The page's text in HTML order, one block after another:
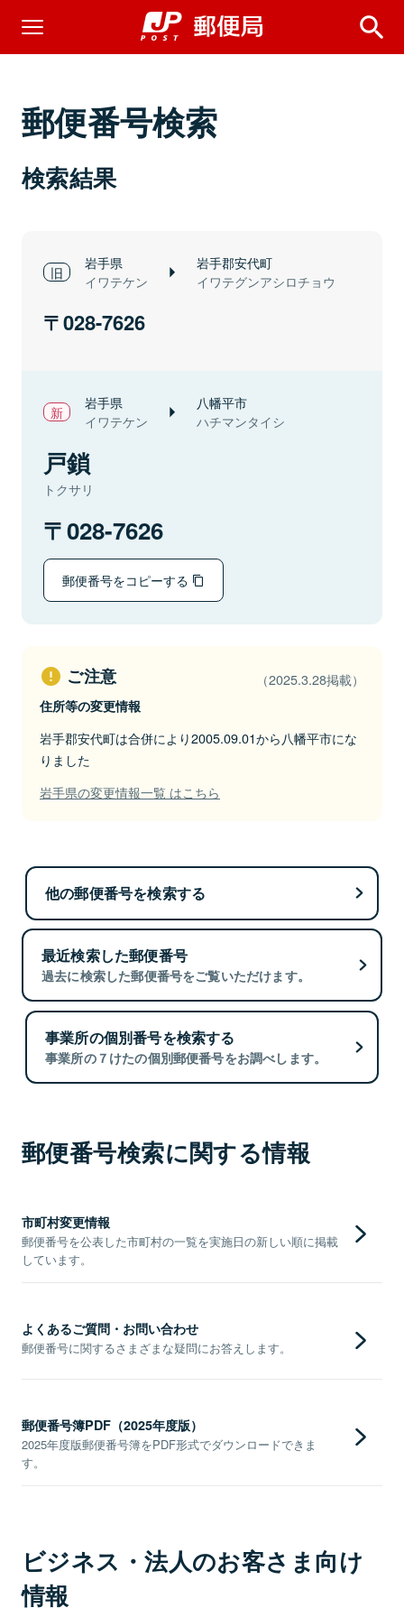
郵便番号検索
検索結果
岩手県
イワテケン
岩手郡安代町
イワテグンアシロチョウ
028-7626
岩手県
イワテケン
八幡平市
ハチマンタイシ
戸鎖
トクサリ
028-7626
郵便番号をコピーする
ご注意 （2025.3.28掲載）
住所等の変更情報
岩手郡安代町は合併により2005.09.01から八幡平市にな
りました
岩手県の変更情報一覧 はこちら
他の郵便番号を検索する
最近検索した郵便番号
過去に検索した郵便番号をご覧いただけます。
事業所の個別番号を検索する
事業所の７けたの個別郵便番号をお調べします。
郵便番号検索に関する情報
市町村変更情報
郵便番号を公表した市町村の一覧を実施日の新しい順に掲載
しています。
よくあるご質問・お問い合わせ
郵便番号に関するさまざまな疑問にお答えします。
郵便番号簿PDF（2025年度版）
2025年度版郵便番号簿をPDF形式でダウンロードできま
す。
ビジネス・法人のお客さま向け
情報